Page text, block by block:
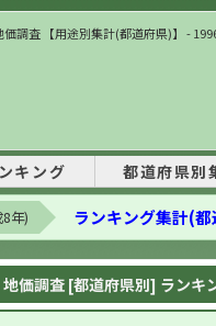
価調査 【用途別集計(都道府県)】 -
キング 都道府県別
年) ランキング集計(
価調査 [都道府県別] ランキ